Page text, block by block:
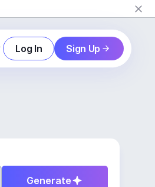
Log In Sign Up
Generate